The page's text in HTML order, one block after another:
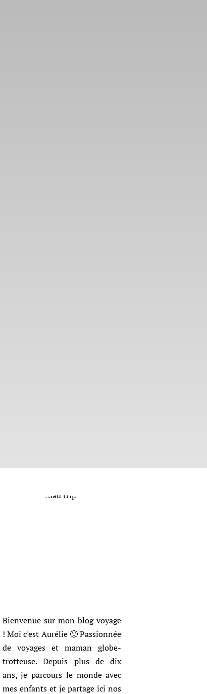
Bienvenue sur mon blog voyage
! Moi c'est Aurélie 🙂 Passionnée
de voyages et maman globe-
trotteuse. Depuis plus de dix
ans, je parcours le monde avec
mes enfants et je partage ici nos